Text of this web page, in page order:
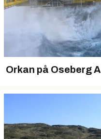
Orkan på Oseberg A